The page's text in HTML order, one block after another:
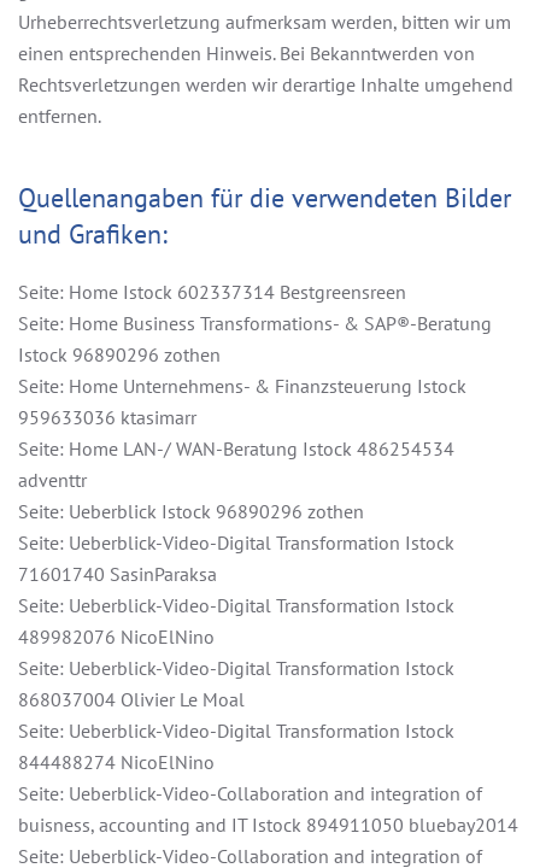
Urheberrechtsverletzung aufmerksam werden, bitten wir um
einen entsprechenden Hinweis. Bei Bekanntwerden von
Rechtsverletzungen werden wir derartige Inhalte umgehend
entfernen.
Quellenangaben für die verwendeten Bilder
und Grafiken:
Seite: Home Istock 602337314 Bestgreensreen
Seite: Home Business Transformations- & SAP®-Beratung
Istock 96890296 zothen
Seite: Home Unternehmens- & Finanzsteuerung Istock
959633036 ktasimarr
Seite: Home LAN-/ WAN-Beratung Istock 486254534
adventtr
Seite: Ueberblick Istock 96890296 zothen
Seite: Ueberblick-Video-Digital Transformation Istock
71601740 SasinParaksa
Seite: Ueberblick-Video-Digital Transformation Istock
489982076 NicoElNino
Seite: Ueberblick-Video-Digital Transformation Istock
868037004 Olivier Le Moal
Seite: Ueberblick-Video-Digital Transformation Istock
844488274 NicoElNino
Seite: Ueberblick-Video-Collaboration and integration of
buisness, accounting and IT Istock 894911050 bluebay2014
Seite: Ueberblick-Video-Collaboration and integration of